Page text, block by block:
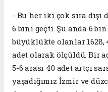
- Bu her iki çok sıra dışı
6 bini geçti. Şu anda 6
büyüklükte olanlar 1628,
adet olarak ölçüldü. Bir
5-6 arası 40 adet artçı
yaşadığımız İzmir ve